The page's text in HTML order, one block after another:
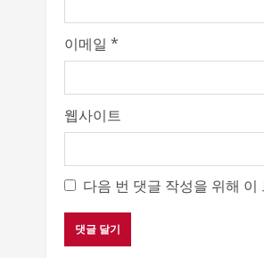
n
g
이메일 *
웹사이트
다음 번 댓글 작성을 위해